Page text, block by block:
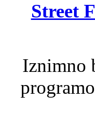
Street
Iznimno